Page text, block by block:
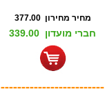
מחיר מחירון 377.00
חברי מועדון 339.00
-------------------------